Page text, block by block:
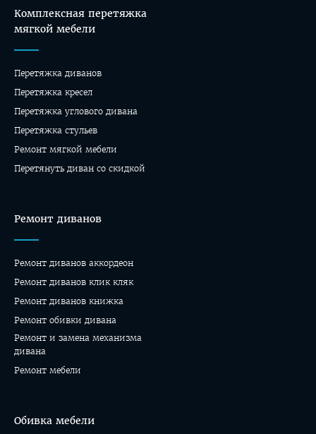
Комплексная перетяжка
мягкой мебели
Перетяжка диванов
Перетяжка кресел
Перетяжка углового дивана
Перетяжка стульев
Ремонт мягкой мебели
Перетянуть диван со скидкой
Ремонт диванов
Ремонт диванов аккордеон
Ремонт диванов клик кляк
Ремонт диванов книжка
Ремонт обивки дивана
Ремонт и замена механизма
дивана
Ремонт мебели
Обивка мебели